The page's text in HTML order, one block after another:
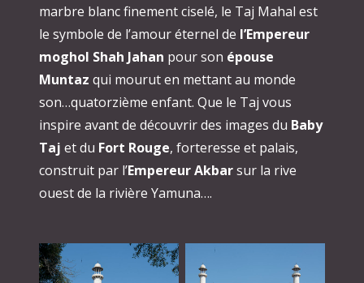
marbre blanc finement ciselé, le Taj Mahal est
le symbole de l’amour éternel de l’Empereur
moghol Shah Jahan pour son épouse
Muntaz qui mourut en mettant au monde
son…quatorzième enfant. Que le Taj vous
inspire avant de découvrir des images du Baby
Taj et du Fort Rouge, forteresse et palais,
construit par l’Empereur Akbarsur la rive
ouest de la rivière Yamuna….